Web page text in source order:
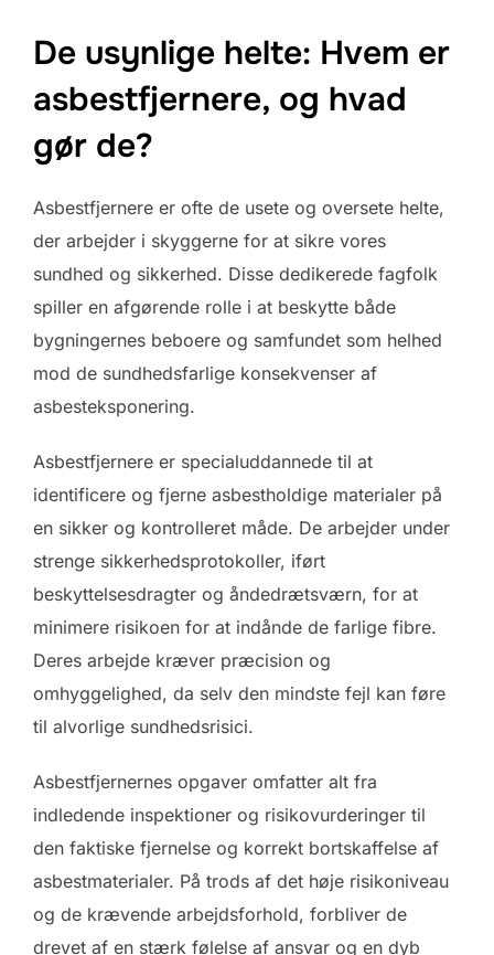
De usynlige helte: Hvem er
asbestfjernere, og hvad
gør de?
Asbestfjernere er ofte de usete og oversete helte,
der arbejder i skyggerne for at sikre vores
sundhed og sikkerhed. Disse dedikerede fagfolk
spiller en afgørende rolle i at beskytte både
bygningernes beboere og samfundet som helhed
mod de sundhedsfarlige konsekvenser af
asbesteksponering.
Asbestfjernere er specialuddannede til at
identificere og fjerne asbestholdige materialer på
en sikker og kontrolleret måde. De arbejder under
strenge sikkerhedsprotokoller, iført
beskyttelsesdragter og åndedrætsværn, for at
minimere risikoen for at indånde de farlige fibre.
Deres arbejde kræver præcision og
omhyggelighed, da selv den mindste fejl kan føre
til alvorlige sundhedsrisici.
Asbestfjernernes opgaver omfatter alt fra
indledende inspektioner og risikovurderinger til
den faktiske fjernelse og korrekt bortskaffelse af
asbestmaterialer. På trods af det høje risikoniveau
og de krævende arbejdsforhold, forbliver de
drevet af en stærk følelse af ansvar og en dyb